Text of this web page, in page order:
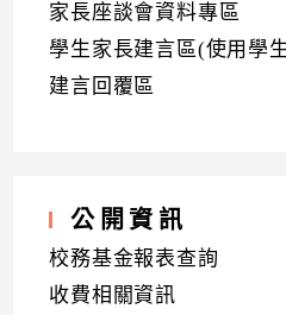
家長座談會資料專區
學生家長建言區(使用學
建言回覆區
公開資訊
校務基金報表查詢
收費相關資訊